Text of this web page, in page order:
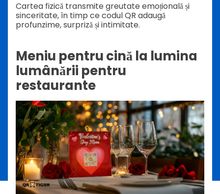
Cartea fizică transmite greutate emoțională și
sinceritate, în timp ce codul QR adaugă
profunzime, surpriză și intimitate.
Meniu pentru cină la lumina
lumânării pentru
restaurante